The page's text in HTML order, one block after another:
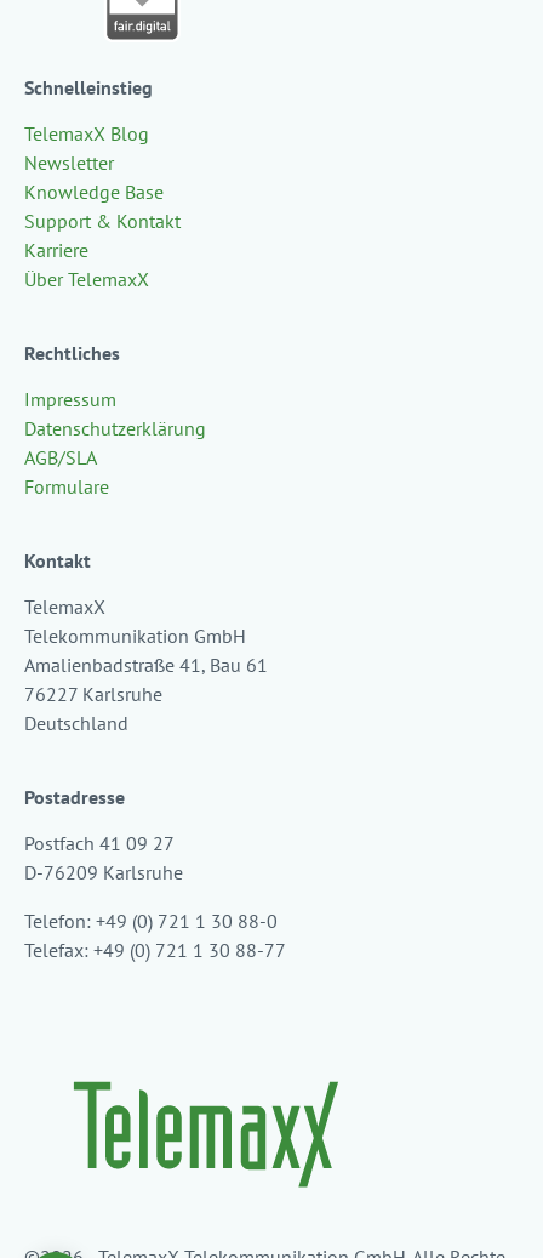
Schnelleinstieg
TelemaxX Blog
Newsletter
Knowledge Base
Support & Kontakt
Karriere
Über TelemaxX
Rechtliches
Impressum
Datenschutzerklärung
AGB/SLA
Formulare
Kontakt
TelemaxX
Telekommunikation GmbH
Amalienbadstraße 41, Bau 61
76227 Karlsruhe
Deutschland
Postadresse
Postfach 41 09 27
D-76209 Karlsruhe
Telefon: +49 (0) 721 1 30 88-0
Telefax: +49 (0) 721 1 30 88-77